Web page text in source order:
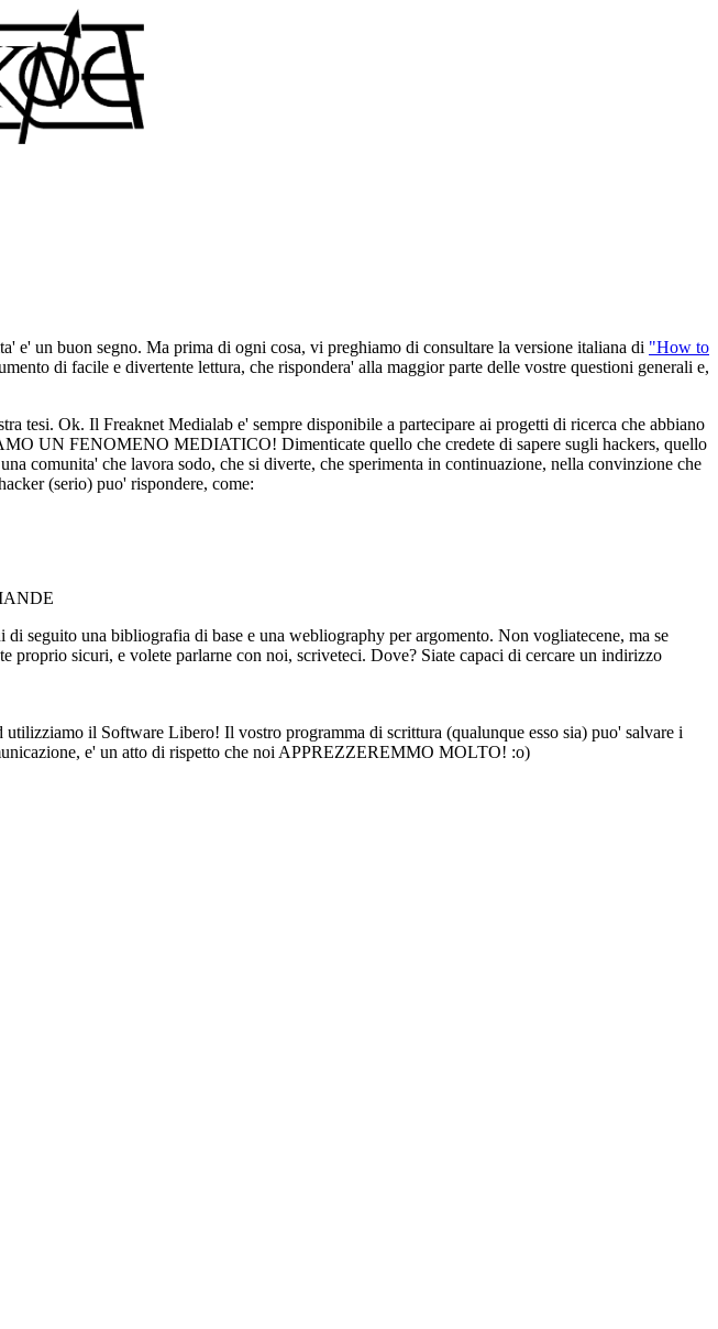
e' un buon segno. Ma prima di ogni cosa, vi preghiamo di consultare la versione italiana di "How to
di facile e divertente lettura, che rispondera' alla maggior parte delle vostre questioni generali e,
tesi. Ok. Il Freaknet Medialab e' sempre disponibile a partecipare ai progetti di ricerca che abbiano
UN FENOMENO MEDIATICO! Dimenticate quello che credete di sapere sugli hackers, quello
comunita' che lavora sodo, che si diverte, che sperimenta in continuazione, nella convinzione che
(serio) puo' rispondere, come:
seguito una bibliografia di base e una webliography per argomento. Non vogliatecene, ma se
proprio sicuri, e volete parlarne con noi, scriveteci. Dove? Siate capaci di cercare un indirizzo
il Software Libero! Il vostro programma di scrittura (qualunque esso sia) puo' salvare i
e' un atto di rispetto che noi APPREZZEREMMO MOLTO! :o)